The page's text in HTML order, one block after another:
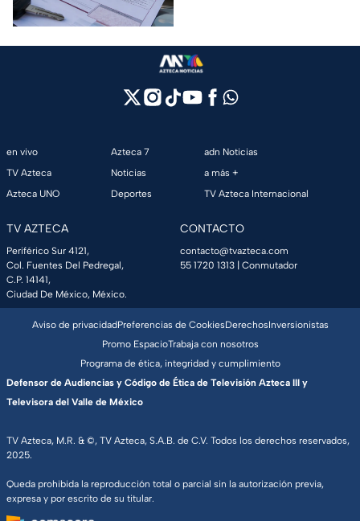
en vivo
TV Azteca
Azteca UNO
Azteca 7
Noticias
Deportes
adn Noticias
a más +
TV Azteca Internacional
TV AZTECA
Periférico Sur 4121,
Col. Fuentes Del Pedregal,
C.P. 14141,
Ciudad De México, México.
CONTACTO
contacto@tvazteca.com
55 1720 1313 | Conmutador
TV Azteca, M.R. & ©, TV Azteca, S.A.B. de C.V. Todos los derechos reservados,
2025.
Queda prohibida la reproducción total o parcial sin la autorización previa,
expresa y por escrito de su titular.
Aviso de privacidadPreferencias de CookiesDerechosInversionistas
Promo EspacioTrabaja con nosotros
Programa de ética, integridad y cumplimiento
Defensor de Audiencias y Código de Ética de Televisión Azteca III y
Televisora del Valle de México